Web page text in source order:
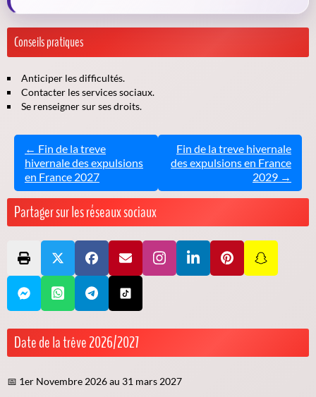
Conseils pratiques
Anticiper les difficultés.
Contacter les services sociaux.
Se renseigner sur ses droits.
← Fin de la treve
hivernale des expulsions
en France 2027
Fin de la treve hivernale
des expulsions en France
2029 →
Partager sur les réseaux sociaux
Date de la trêve 2026/2027
📅 1er Novembre 2026 au 31 mars 2027